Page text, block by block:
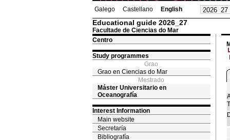
Galego Castellano English
Educational guide 2026_27
Facultade de Ciencias do Mar
Centro
Study programmes
Grao
Grao en Ciencias do Mar
Mestrado
Máster Universitario en
Oceanografía
Interest Information
Main website
Secretaría
Bibliografía